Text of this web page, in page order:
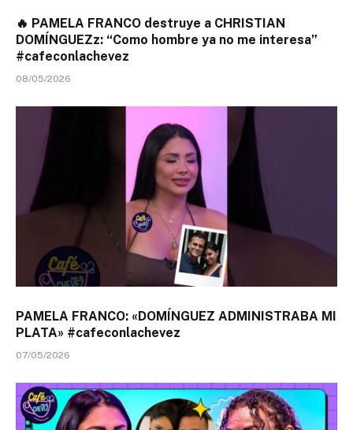
🔥 PAMELA FRANCO destruye a CHRISTIAN
DOMÍNGUEZz: “Como hombre ya no me interesa”
#cafeconlachevez
08/05/2026
PAMELA FRANCO: «DOMÍNGUEZ ADMINISTRABA MI
PLATA» #cafeconlachevez
07/05/2026